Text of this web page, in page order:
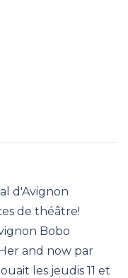
d'Avignon
de théâtre!
Bobo
and now par
les jeudis 11 et